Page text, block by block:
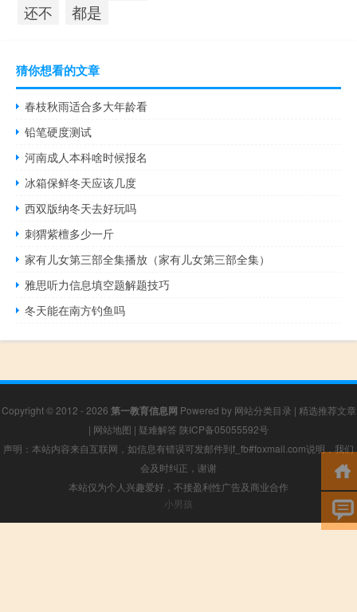
还不 都是
猜你想看的文章
春枝秋雨适合多大年龄看
铅笔硬度测试
河南成人本科啥时候报名
冰箱保鲜冬天应该几度
西双版纳冬天去好玩吗
刺猬紫檀多少一斤
家有儿女第三部全集播放（家有儿女第三部全集）
雅思听力信息填空题解题技巧
冬天能在南方钓鱼吗
Copyright © 2012 - 2026 第一教育信息网 Powered by 网站分类目录 | 精选推荐文章
| 网站地图 | 疑难解答 陕ICP备05055592号
声明：本站内容来自互联网，如信息有错误可发邮件到f_fb#foxmail.com说明，我们
会及时纠正，谢谢
本站仅为个人兴趣爱好，不接盈利性广告及商业合作
小男孩